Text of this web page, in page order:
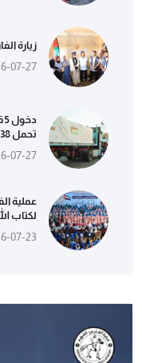
زيارة الفارس
07-27
تحمل 938 طناً من المساعدات الإنسانية
07-27
لكتاب
07-23